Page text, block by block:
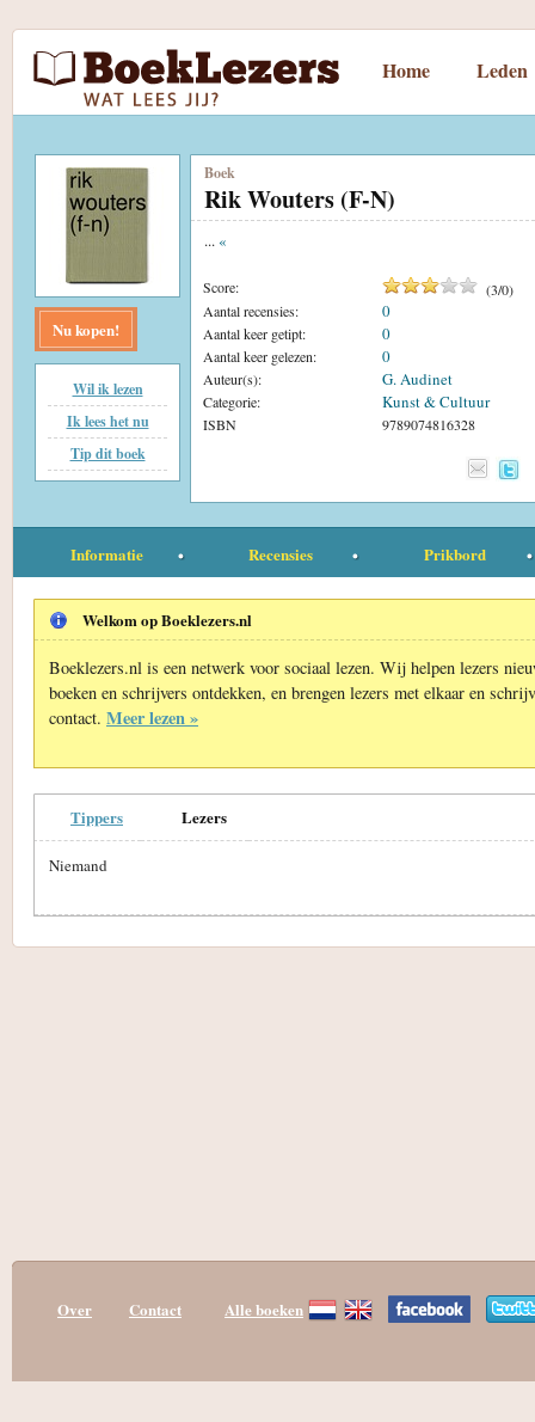
Home Leden
Nu kopen!
Wil ik lezen
Ik lees het nu
Tip dit boek
Boek
Rik Wouters (F-N)
... «
Score: (3/0)
Aantal recensies:
0
Aantal keer getipt: 0
Aantal keer gelezen: 0
Auteur(s): G. Audinet
Categorie: Kunst & Cultuur
ISBN 9789074816328
Informatie Recensies Prikbord
Welkom op Boeklezers.nl
Boeklezers.nl is een netwerk voor sociaal lezen. Wij helpen lezers
boeken en schrijvers ontdekken, en brengen lezers met elkaar en
contact. Meer lezen »
Tippers Lezers
Niemand
Over Contact Alle boeken